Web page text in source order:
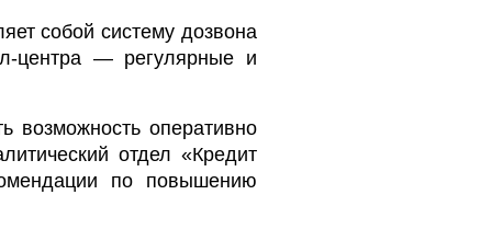
собой систему дозвона
центра — регулярные и
возможность оперативно
отдел «Кредит
по повышению